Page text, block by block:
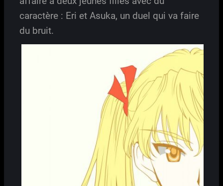
caractère : Eri et Asuka, un duel qui va faire
du bruit.